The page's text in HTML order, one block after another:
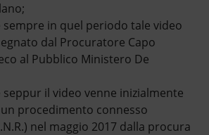
sempre in quel periodo tale video
dal Procuratore Capo
al Pubblico Ministero De
il video venne inizialmente
procedimento connesso
nel maggio 2017 dalla procura